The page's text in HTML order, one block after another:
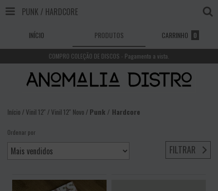
PUNK / HARDCORE
INÍCIO PRODUTOS CARRINHO 0
COMPRO COLEÇÃO DE DISCOS - Pagamento a vista.
Início /Vinil 12'' /Vinil 12'' Novo /Punk / Hardcore
Ordenar por
FILTRAR